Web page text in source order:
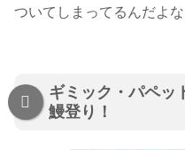
ついてしまってるんだよな
ギミック・パペッ
鰻登り！